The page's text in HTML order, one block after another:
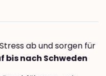
ab und sorgen für
bis nach Schweden